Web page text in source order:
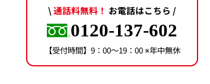
\通話料無料！ お電話はこちら /
0120-137-602
【受付時間】9：00〜19：00 ※年中無休